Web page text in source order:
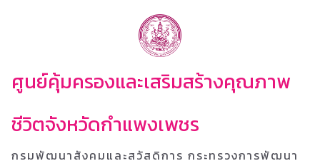
ศูนย์คุ้มครองและเสริมสร้างคุณภาพ
ชีวิตจังหวัดกำแพงเพชร
กรมพัฒนาสังคมและสวัสดิการ กระทรวงการพัฒนา